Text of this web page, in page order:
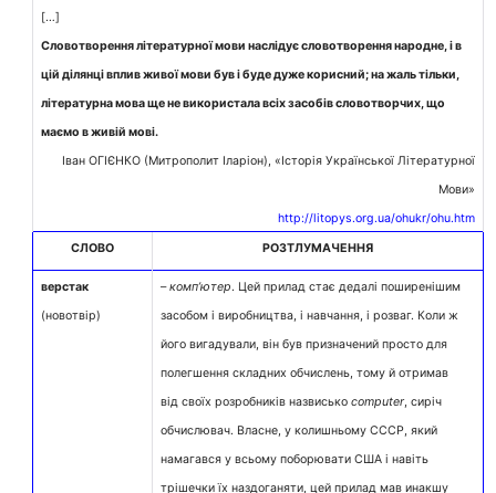
[…]
Словотворення літературної мови наслідує словотворення народне, і в
цій ділянці вплив живої мови був і буде дуже корисний; на жаль тільки,
літературна мова ще не використала всіх засобів словотворчих, що
маємо в живій мові.
Іван ОГІЄНКО (Митрополит Іларіон), «Історія Української Літературної
Мови»
http://litopys.org.ua/ohukr/ohu.htm
СЛОВО РОЗТЛУМАЧЕННЯ
верстак
(новотвір)
–комп’ютер. Цей прилад стає дедалі поширенішим
засобом і виробництва, і навчання, і розваг. Коли ж
його вигадували, він був призначений просто для
полегшення складних обчислень, тому й отримав
від своїх розробників назвиськоcomputer, сиріч
обчислювач. Власне, у колишньому СССР, який
намагався у всьому поборювати США і навіть
трішечки їх наздоганяти, цей прилад мав инакшу